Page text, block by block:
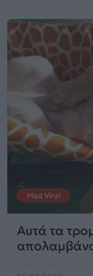
Mad Viral
Aυτά τα